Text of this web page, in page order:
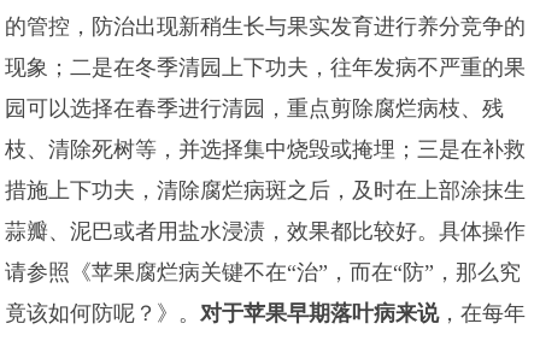
的管控，防治出现新稍生长与果实发育进行养分竞争的
现象；二是在冬季清园上下功夫，往年发病不严重的果
园可以选择在春季进行清园，重点剪除腐烂病枝、残
枝、清除死树等，并选择集中烧毁或掩埋；三是在补救
措施上下功夫，清除腐烂病斑之后，及时在上部涂抹生
蒜瓣、泥巴或者用盐水浸渍，效果都比较好。具体操作
请参照《苹果腐烂病关键不在“治”，而在“防”，那么究
竟该如何防呢？》。对于苹果早期落叶病来说，在每年